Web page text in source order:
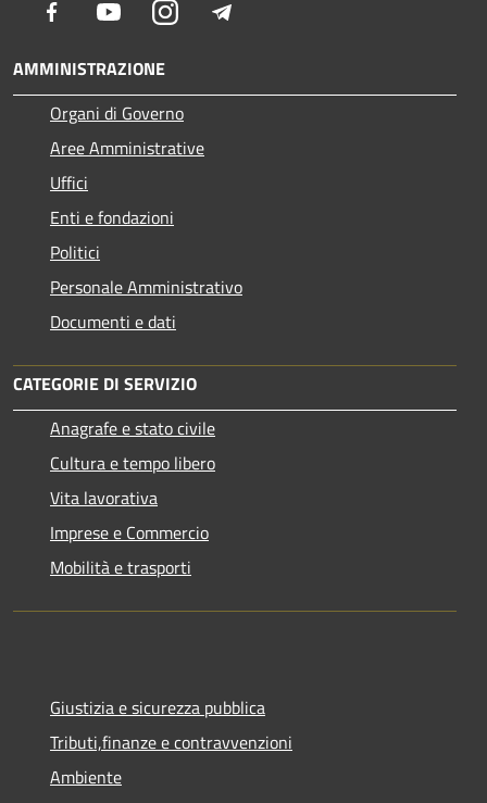
Facebook YoutubeInstagram
AMMINISTRAZIONE
Organi di Governo
Aree Amministrative
Uffici
Enti e fondazioni
Politici
Personale Amministrativo
Documenti e dati
CATEGORIE DI SERVIZIO
Anagrafe e stato civile
Cultura e tempo libero
Vita lavorativa
Imprese e Commercio
Mobilità e trasporti
Giustizia e sicurezza pubblica
Tributi,finanze e contravvenzioni
Ambiente